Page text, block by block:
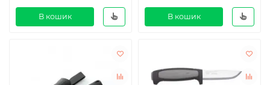
В кошик В кошик